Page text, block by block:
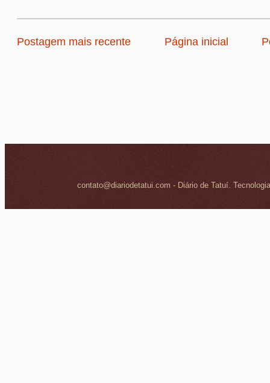
Postagem mais recente Página inicial
contato@diariodetatui.com - Diário de Tatuí.